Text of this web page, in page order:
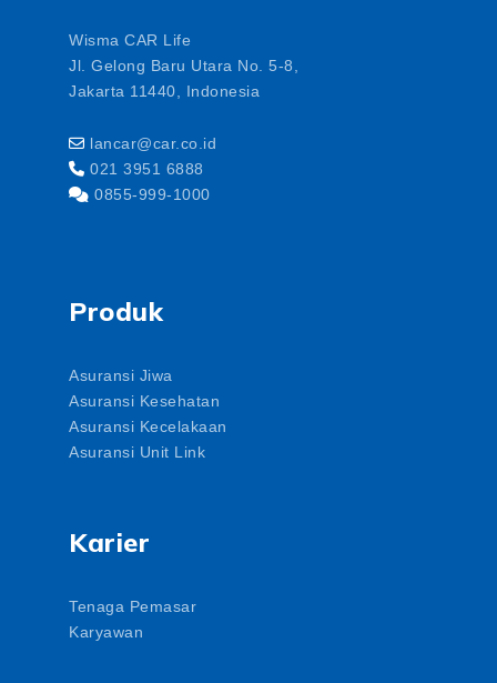
Wisma CAR Life
Jl. Gelong Baru Utara No. 5-8,
Jakarta 11440, Indonesia
lancar@car.co.id
021 3951 6888
0855-999-1000
Produk
Asuransi Jiwa
Asuransi Kesehatan
Asuransi Kecelakaan
Asuransi Unit Link
Karier
Tenaga Pemasar
Karyawan